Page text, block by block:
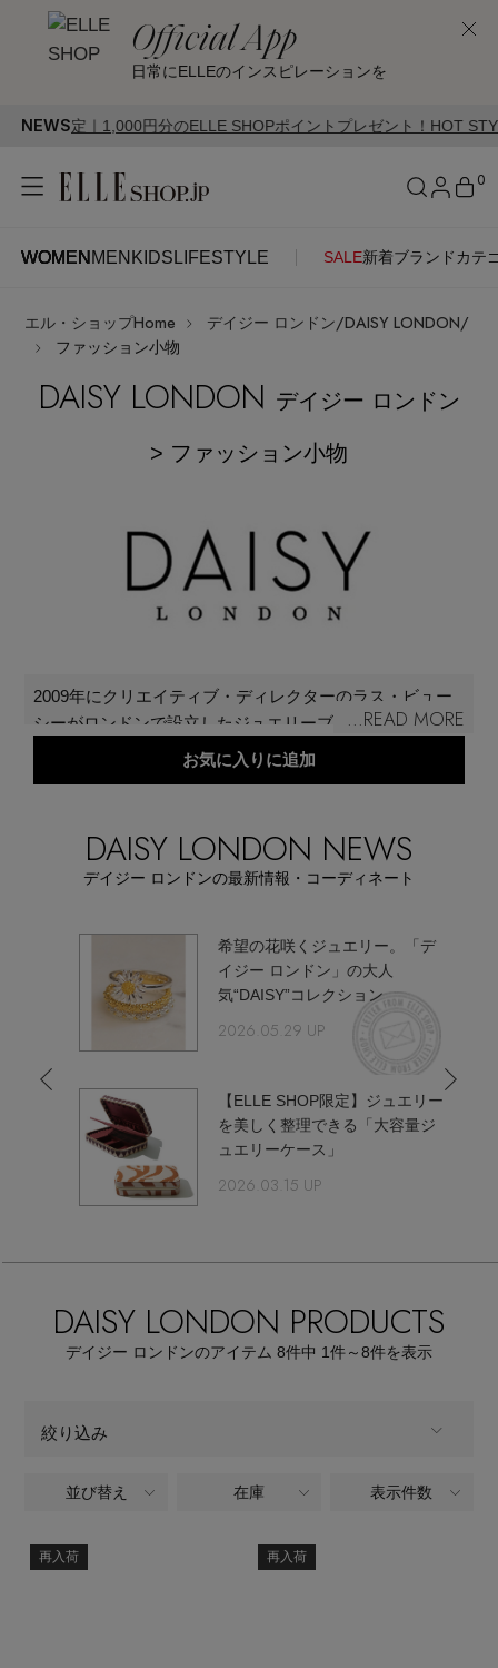
Official App
日常にELLEのインスピレーションを
NEWS
円分のELLE SHOPポイントプレゼント！HOT STYLE Campaign開
WOMEN MEN KIDS LIFESTYLE SALE新着ブランド カテ
0
WOMENMENKIDSLIFESTYLE
ITEMS
最旬！トレンドワード
【Tシャツ】デイリーに活躍
【日傘】完全遮光・軽量傘
【サンダル】ビーサンの季節！
【CFCL】注目のPOP-UP
【レース】上品な透け感
【限定】ここでしか買えないアイテム
【ジュエリー】シルバーでクールに
CATEGORY
ウェア
すべてのウェア
ブラウス・シャツ
ワンピース・チュニック
シューズ
すべてのシューズ
パンプス
フラットシューズ
バッグ・財布
トートバッグ
ハンドバッグ
財布・小物
ストール・マフラー・ケープ
帽子・イヤーマフ
ヘアアクセサリー
スマートフォンケース・タブレットケース
すべてのアクセサリー
ピアス・イヤリング
ネックレス
バングル・ブレスレット
ランジェリー
ランジェリー
インナー
ウェア
ログイン
はじめてご利用の方
メールマガジン登録
ご登録はこちら
ご利用ガイド
カスタマーサポート
エル・ショップについて
お知らせ
よくあるご質問
エル・ショップHome
デイジー ロンドン/DAISY LONDON/
ファッション小物
DAISY LONDON デイジー ロンドン
> ファッション小物
...READ MORE
2009年にクリエイティブ・ディレクターのラス・ビュー
シーがロンドンで設立したジュエリーブランド。“希望、
平和、純粋な気持ち”を花言葉に持ち、イギリスでは日常
リサイクル素材を常に使用するなど、何年も愛用できて
自分らしさが感じられるアイテムを展開。
お気に入りに追加
DAISY LONDON NEWS
デイジー ロンドンの最新情報・コーディネート
希望の花咲くジュエリー。「デ
イジー ロンドン」の大人
気“DAISY”コレクション
2026.05.29 UP
【ELLE SHOP限定】ジュエリー
を美しく整理できる「大容量ジ
ュエリーケース」
2026.03.15 UP
DAISY LONDON PRODUCTS
デイジー ロンドンのアイテム 8件中 1件～8件を表示
絞り込み
商品タイプ ALL
CATEGORY ファッション小物
並び替え 在庫 表示件数
再入荷 再入荷